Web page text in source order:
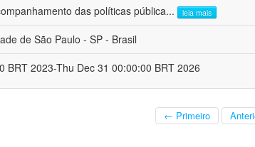
das políticas pública... leia mais
de São Paulo - SP - Brasil
BRT 2023-Thu Dec 31 00:00:00 BRT 2026
← Primeiro